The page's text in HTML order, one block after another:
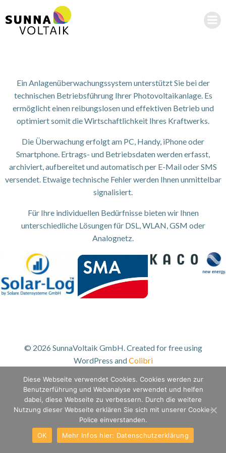
Ein Anlagenüberwachungssystem unterstützt Sie bei der
technischen Betriebsführung Ihrer Photovoltaikanlage. Es
ermöglicht einen reibungslosen und effektiven Betrieb und
optimiert somit die Wirtschaftlichkeit Ihres Kraftwerks.
Die Überwachung erfolgt am PC, Handy, iPhone oder
Smartphone. Ertrags- und Betriebsdaten werden erfasst,
archiviert, aufbereitet und automatisch per E-Mail oder SMS
versendet. Etwaige technische Fehler werden Ihnen unmittelbar
signalisiert.
Für Ihre individuellen Bedürfnisse bieten wir Ihnen
unterschiedliche Lösungen für DSL, WLAN, GSM oder
Analognetz.
© 2026 SunnaVoltaik GmbH. Created for free using
WordPress andColibri
Diese Webseite verwendet Cookies. Cookies werden zur
Benutzerführung und Webanalyse verwendet und helfen
dabei, diese Webseite zu verbessern. Durch die weitere
Nutzung dieser Webseite erklären Sie sich mit unserer Cookie-
Police einverstanden.
OK
Mehr Infos hier: Datenschutzerklärung